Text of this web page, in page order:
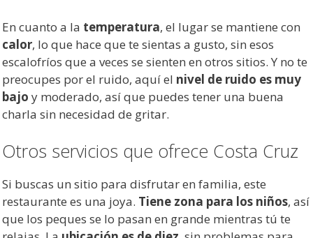
En cuanto a la temperatura, el lugar se mantiene con
calor, lo que hace que te sientas a gusto, sin esos
escalofríos que a veces se sienten en otros sitios. Y no te
preocupes por el ruido, aquí el nivel de ruido es muy
bajo y moderado, así que puedes tener una buena
charla sin necesidad de gritar.
Otros servicios que ofrece Costa Cruz
Si buscas un sitio para disfrutar en familia, este
restaurante es una joya. Tiene zona para los niños, así
que los peques se lo pasan en grande mientras tú te